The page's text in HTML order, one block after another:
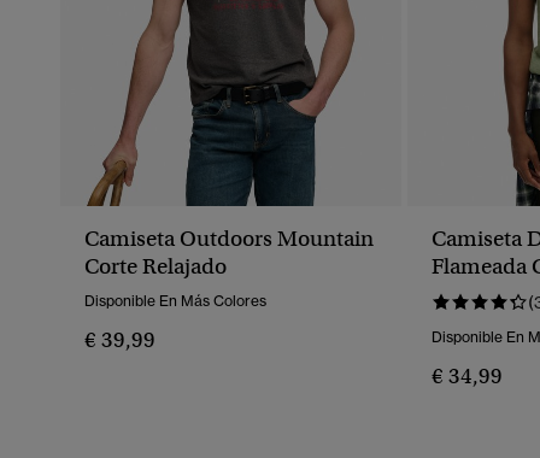
Camiseta Outdoors Mountain
Corte Relajado
Disponible En Más Colores
€ 39,99
Camiseta
Flameada
Redondo
Disponible En
€ 34,99